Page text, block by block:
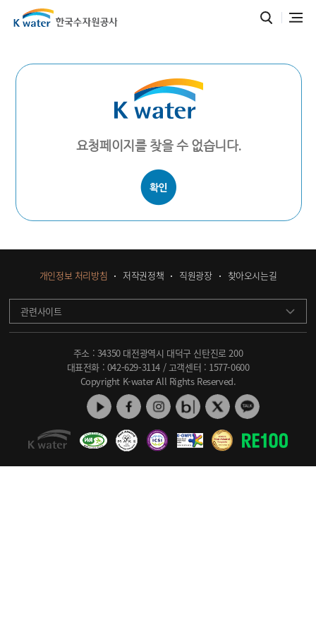
요청페이지를 찾을 수 없습니다.
개인정보 처리방침 저작권정책 직원광장 찾아오시는길
관련사이트
주소 : 34350 대전광역시 대덕구 신탄진로 200
대표전화 : 042-629-3114 / 고객센터 : 1577-0600
Copyright K-water All Rights Reserved.